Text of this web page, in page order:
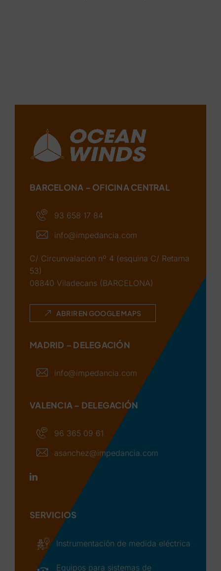
BARCELONA – OFICINA CENTRAL
93 658 17 84
info@impedancia.com
C/ Circunvalación nº 4 (esquina C/ Retama
53)
08840 Viladecans (BARCELONA)
ABRIR EN GOOGLE MAPS
MADRID – DELEGACIÓN
info@impedancia.com
VALENCIA – DELEGACIÓN
96 365 09 61
asanchez@impedancia.com
SERVICIOS
Instrumentación de medida eléctrica
Equipos para sistemas de